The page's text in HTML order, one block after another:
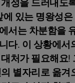
성을 드러내도
에 있는 명왕성
서는 차분함을
다. 이 상황에서
처가 필요해요!
별자리로 옮겨